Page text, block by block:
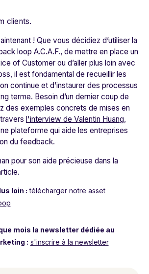
clients.
! Que vous décidiez d’utiliser la
loop A.C.A.F., de mettre en place un
of Customer ou d’aller plus loin avec
il est fondamental de recueillir les
continue et d’instaurer des processus
terme. Besoin d’un dernier coup de
des exemples concrets de mises en
l'interview de Valentin Huang,
plateforme qui aide les entreprises
du feedback.
pour son aide précieuse dans la
loin : télécharger notre asset
mois la newsletter dédiée au
: s'inscrire à la newsletter